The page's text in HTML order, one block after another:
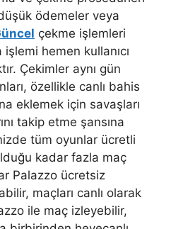
ödemeler veya
çekme işlemleri
hemen kullanıcı
Çekimler aynı gün
özellikle canlı bahis
eklemek için savaşları
takip etme şansına
tüm oyunlar ücretli
kadar fazla maç
Palazzo ücretsiz
maçları canlı olarak
ile maç izleyebilir,